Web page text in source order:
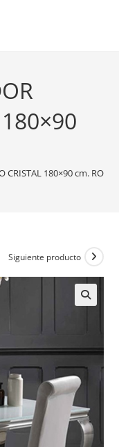
CRISTAL 180×90 cm.
Siguiente producto